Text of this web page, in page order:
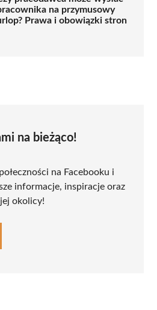
na przymusowy
Prawa i obowiązki stron
na bieżąco!
na Facebooku i
informacje, inspiracje oraz
okolicy!